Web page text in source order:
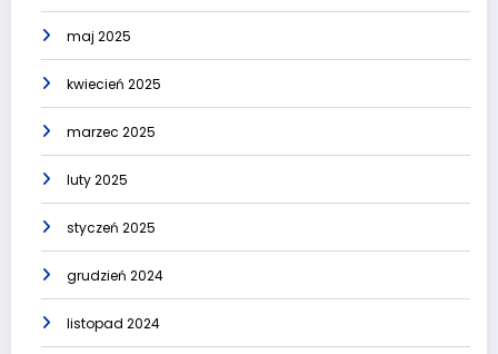
maj 2025
kwiecień 2025
marzec 2025
luty 2025
styczeń 2025
grudzień 2024
listopad 2024